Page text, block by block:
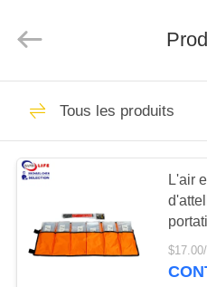
MAISON
PRODUITS
Products
Rights
Trousse
premiers
voyage
Tous les produits
L'air
Diy a